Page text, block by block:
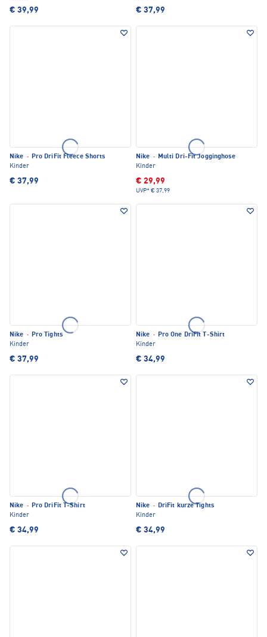
€ 39,99 € 37,99
Nike · Pro DriFit Fleece Shorts
Kinder
€ 37,99
Nike · Multi Dri-Fit Jogginghose
Kinder
€ 29,99
UVP* € 37,99
Nike · Pro Tights
Kinder
€ 37,99
Nike · Pro One DriFit T-Shirt
Kinder
€ 34,99
Nike · Pro DriFit T-Shirt
Kinder
€ 34,99
Nike · DriFit kurze Tights
Kinder
€ 34,99